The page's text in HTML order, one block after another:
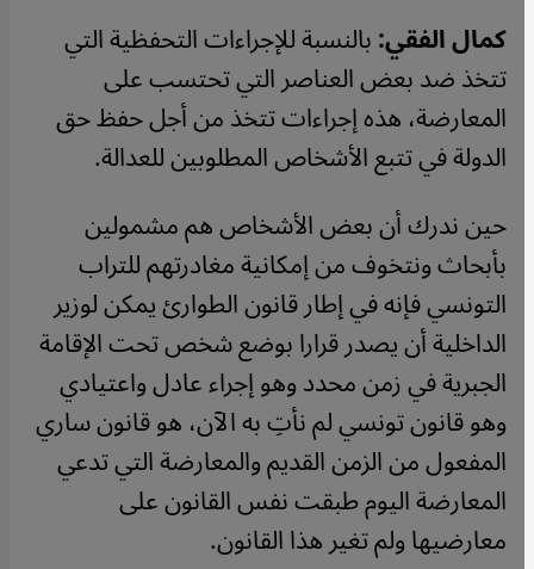
كمال الفقي:بالنسبة للإجراءات التحفظية التي
تتخذ ضد بعض العناصر التي تحتسب على
المعارضة، هذه إجراءات تتخذ من أجل حفظ حق
الدولة في تتبع الأشخاص المطلوبين للعدالة.
حين ندرك أن بعض الأشخاص هم مشمولين
بأبحاث ونتخوف من إمكانية مغادرتهم للتراب
التونسي فإنه في إطار قانون الطوارئ يمكن لوزير
الداخلية أن يصدر قرارا بوضع شخص تحت الإقامة
الجبرية في زمن محدد وهو إجراء عادل واعتيادي
وهو قانون تونسي لم نأتِ به الآن، هو قانون ساري
المفعول من الزمن القديم والمعارضة التي تدعي
المعارضة اليوم طبقت نفس القانون على
معارضيها ولم تغير هذا القانون.